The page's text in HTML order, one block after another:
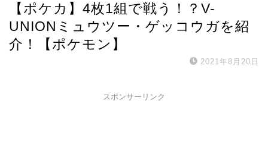
【ポケカ】4枚1組で戦う！？V-
UNIONミュウツー・ゲッコウガを紹
介！【ポケモン】
2021年8月20日
スポンサーリンク